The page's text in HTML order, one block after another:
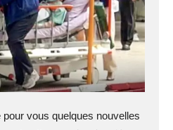
vous quelques nouvelles